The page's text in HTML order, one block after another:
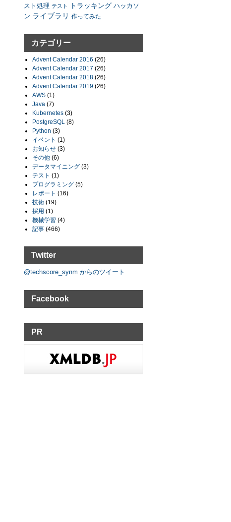
スト処理 テスト トラッキング ハッカソ
ン ライブラリ 作ってみた
カテゴリー
Advent Calendar 2016 (26)
Advent Calendar 2017 (26)
Advent Calendar 2018 (26)
Advent Calendar 2019 (26)
AWS (1)
Java (7)
Kubernetes (3)
PostgreSQL (8)
Python (3)
イベント (1)
お知らせ (3)
その他 (6)
データマイニング (3)
テスト (1)
プログラミング (5)
レポート (16)
技術 (19)
採用 (1)
機械学習 (4)
記事 (466)
Twitter
@techscore_synm からのツイート
Facebook
PR